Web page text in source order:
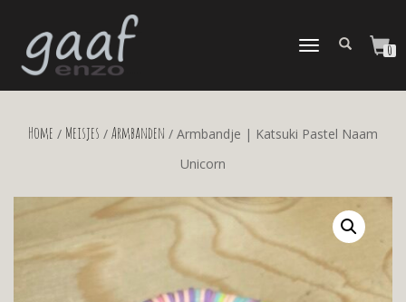
TOGGLE
0
Home / Meisjes / Armbanden / Armbandje | Katsuki Pastel Naam
Unicorn